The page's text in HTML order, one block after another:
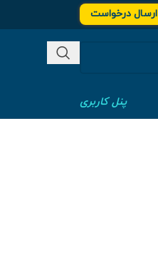
ارسال درخواست
پنل کاربری